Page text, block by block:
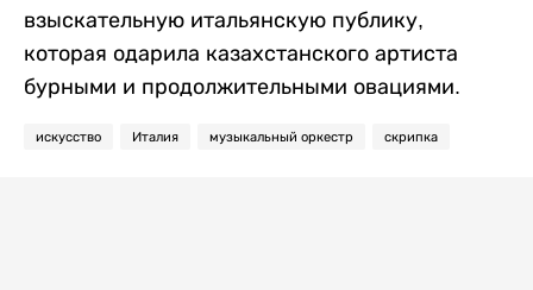
взыскательную итальянскую публику,
которая одарила казахстанского артиста
бурными и продолжительными овациями.
искусство Италия музыкальный оркестр скрипка